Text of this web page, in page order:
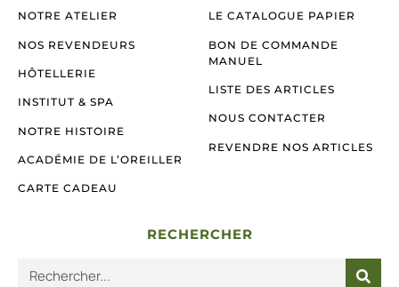
NOTRE ATELIER
NOS REVENDEURS
HÔTELLERIE
INSTITUT & SPA
NOTRE HISTOIRE
ACADÉMIE DE L’OREILLER
CARTE CADEAU
LE CATALOGUE PAPIER
BON DE COMMANDE
MANUEL
LISTE DES ARTICLES
NOUS CONTACTER
REVENDRE NOS ARTICLES
RECHERCHER